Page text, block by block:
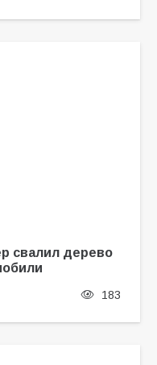
свалил дерево
183